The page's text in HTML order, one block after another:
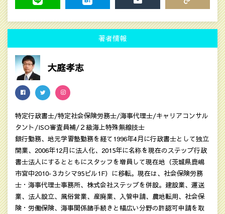
著者情報
大庭孝志
特定行政書士/特定社会保険労務士/海事代理士/キャリアコンサル
タント/ISO審査員補/２級海上特殊無線技士
銀行勤務、地元学習塾勤務を経て1996年4月に行政書士として独立
開業、2006年12月に法人化、2015年に名称を現在のステップ行政
書士法人にするとともにスタッフを増員して現在地（茨城県鹿嶋
市宮中2010‐３カシマ95ビル1F）に移転。現在は、社会保険労務
士・海事代理士事務所、株式会社ステップを併設。建設業、運送
業、法人設立、風俗営業、産廃業、入管申請、農地転用、社会保
険・労働保険、海事関係諸手続きと幅広い分野の許認可申請を取